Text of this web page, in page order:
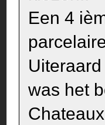
Een 4
was het